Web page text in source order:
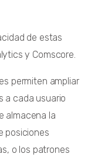
de estas
y Comscore.
permiten ampliar
a cada usuario
almacena la
posiciones
o los patrones